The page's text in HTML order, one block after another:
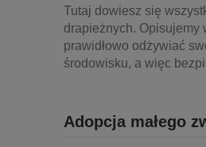
Tutaj dowiesz się
drapieżnych. Opisujemy
prawidłowo odżywiać
środowisku, a więc
Adopcja małego